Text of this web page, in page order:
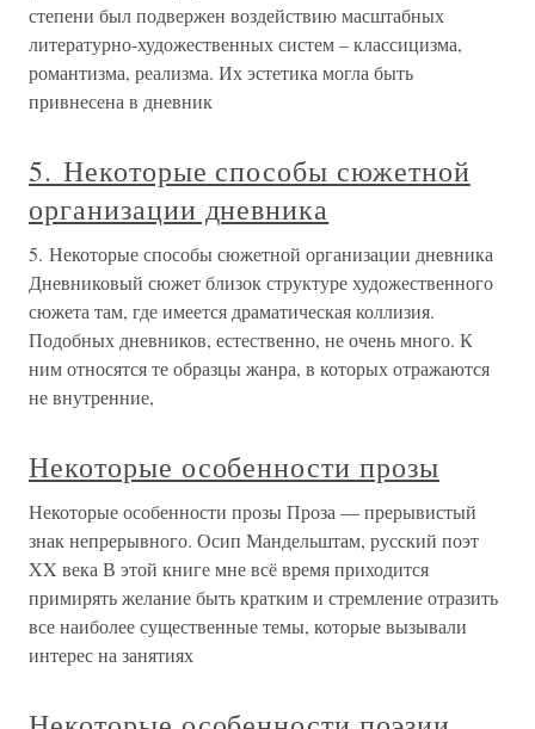
степени был подвержен воздействию масштабных
литературно-художественных систем – классицизма,
романтизма, реализма. Их эстетика могла быть
привнесена в дневник
5. Некоторые способы сюжетной
организации дневника
5. Некоторые способы сюжетной организации дневника
Дневниковый сюжет близок структуре художественного
сюжета там, где имеется драматическая коллизия.
Подобных дневников, естественно, не очень много. К
ним относятся те образцы жанра, в которых отражаются
не внутренние,
Некоторые особенности прозы
Некоторые особенности прозы Проза — прерывистый
знак непрерывного. Осип Мандельштам, русский поэт
XX века В этой книге мне всё время приходится
примирять желание быть кратким и стремление отразить
все наиболее существенные темы, которые вызывали
интерес на занятиях